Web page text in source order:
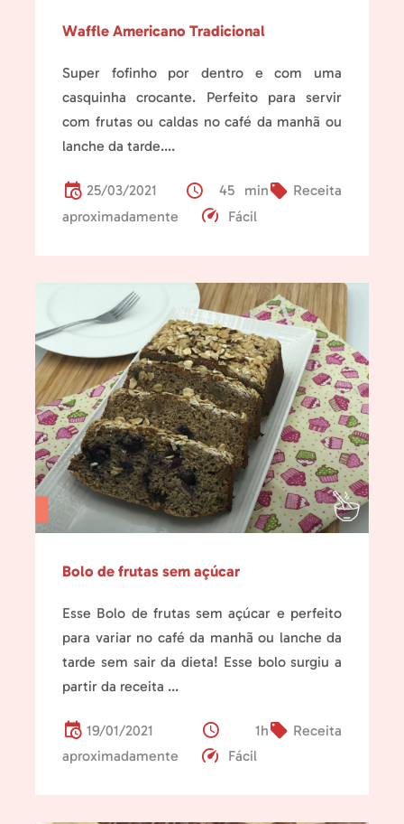
Waffle Americano Tradicional
Super fofinho por dentro e com uma
casquinha crocante. Perfeito para servir
com frutas ou caldas no café da manhã ou
lanche da tarde....
25/03/2021 Receita
45 min
aproximadamente
Fácil
Bolo de frutas sem açúcar
Esse Bolo de frutas sem açúcar e perfeito
para variar no café da manhã ou lanche da
tarde sem sair da dieta! Esse bolo surgiu a
partir da receita ...
19/01/2021 Receita
1h
aproximadamente
Fácil